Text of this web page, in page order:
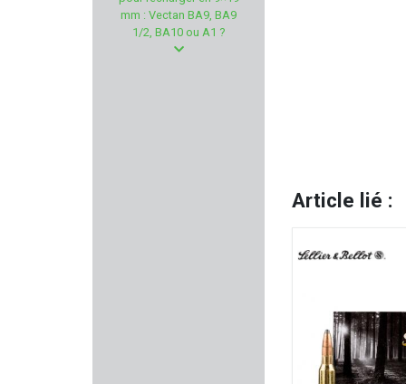
PARKER HALE
CLAWGEAR
mm : Vectan BA9, BA9
1/2, BA10 ou A1 ?
Article lié :